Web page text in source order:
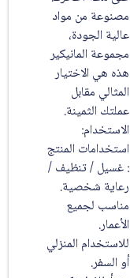
مصنوعة من مواد
عالية الجودة،
مجموعة المانيكير
هذه هي الاختيار
المثالي مقابل
عملتك الثمينة.
الاستخدام:
استخدامات المنتج
: غسيل / تنظيف /
رعاية شخصية.
مناسب لجميع
الأعمار.
للاستخدام المنزلي
أو السفر.